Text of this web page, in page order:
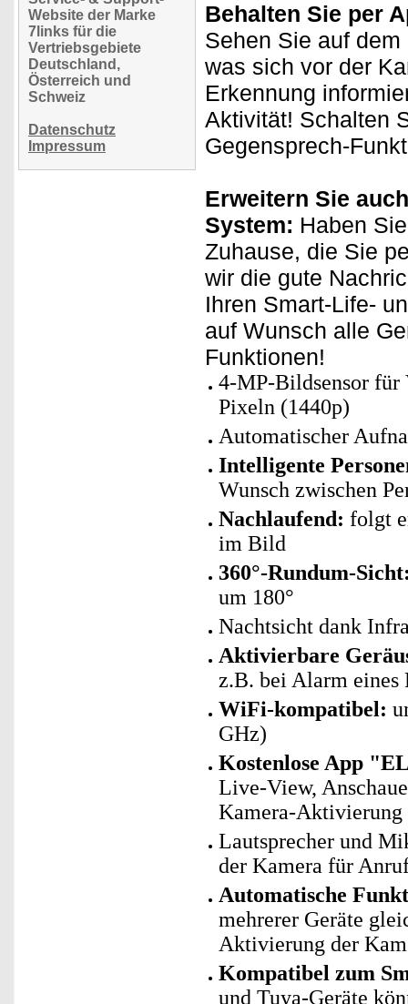
Website der Marke
7links für die
Vertriebsgebiete
Deutschland,
Österreich und
Schweiz
Datenschutz
Impressum
Behalten Sie per
Sehen Sie auf
was sich vor der
Erkennung
Aktivität! Schalten
Gegensprech-
Erweitern Sie
System: Haben
Zuhause, die Sie
wir die gute
Ihren Smart-Life-
auf Wunsch alle
Funktionen!
4-MP-Bildsensor für
Pixeln (1440p)
Automatischer
Intelligente
Wunsch zwischen
Nachlaufend: folgt
im Bild
360°-Rundum-
um 180°
Nachtsicht dank
Aktivierbare
z.B. bei Alarm eines
WiFi-kompatibel:
GHz)
Kostenlose App
Live-View,
Kamera-Aktivierung
Lautsprecher und
der Kamera für
Automatische
mehrerer Geräte
Aktivierung der
Kompatibel zum
und Tuya-Geräte